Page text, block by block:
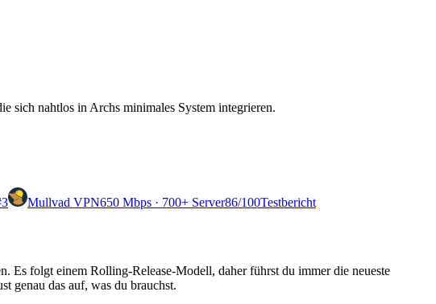
sich nahtlos in Archs minimales System integrieren.
Mullvad VPN650 Mbps · 700+ Server86/100Testbericht
Es folgt einem Rolling-Release-Modell, daher führst du immer die neueste
genau das auf, was du brauchst.